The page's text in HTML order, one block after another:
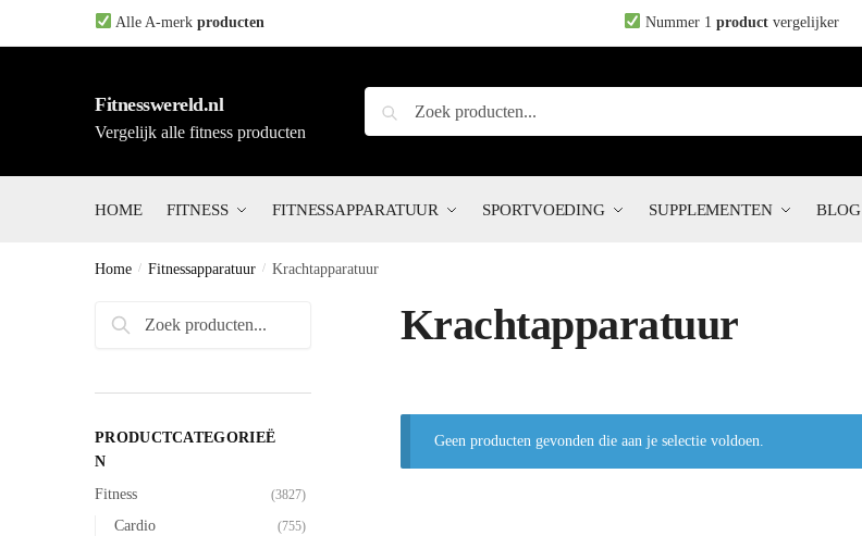
to
to
Alle A-merk producten Nummer 1 productvergelijker
Fitnesswereld.nl
Vergelijk alle fitness producten
Zoeken
naar:
Zoeken
HOME FITNESS FITNESSAPPARATUUR SPORTVOEDING SUPPLEMENTEN BLOG
Home / Fitnessapparatuur / Krachtapparatuur
Krachtapparatuur
Geen producten gevonden die aan je selectie voldoen.
Zoeken
Zoeken
PRODUCTCATEGORIEË
N
Fitness (3827)
Cardio (755)